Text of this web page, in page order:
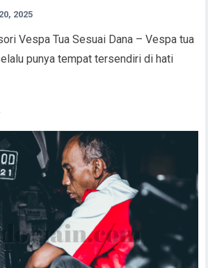
2025
Vespa Tua Sesuai Dana – Vespa tua
punya tempat tersendiri di hati